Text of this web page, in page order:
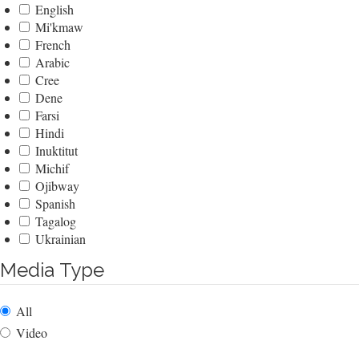
English
Mi'kmaw
French
Arabic
Cree
Dene
Farsi
Hindi
Inuktitut
Michif
Ojibway
Spanish
Tagalog
Ukrainian
Media Type
All
Video